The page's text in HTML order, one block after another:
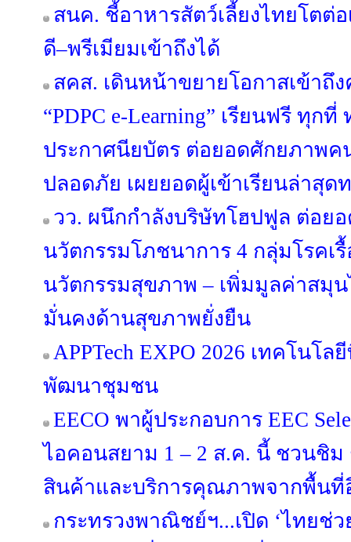
สนค. ชี้อาหารสัตว์เลี้ยงไทยโตต่
ดี–พรีเมียมเข้าถึงได้
สคส. เดินหน้าขยายโอกาสเข้าถึง
“PDPC e-Learning” เรียนฟรี ทุกที่
ประกาศนียบัตร ต่อยอดศักยภาพ
ปลอดภัย เผยยอดผู้เข้าเรียนล่าสุด
วว. ผนึกกำลังบริษัทโฮปฟูล ต่อย
นวัตกรรมโภชนาการ 4 กลุ่มโรคเรื้
นวัตกรรมสุขภาพ – เพิ่มมูลค่าสมุ
มั่นคงด้านสุขภาพยั่งยืน
APPTech EXPO 2026 เทคโนโล
พัฒนาชุมชน
EECO พาผู้ประกอบการ EEC
ไอคอนสยาม 1 – 2 ส.ค. นี้ ชวนชิ
สินค้าและบริการคุณภาพจากพื้นที่
กระทรวงพาณิชย์ฯ...เปิด ‘ไทยช่ว